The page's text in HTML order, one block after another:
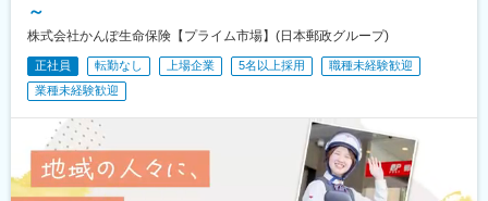
～
株式会社かんぽ生命保険【プライム市場】(日本郵政グループ)
正社員 転勤なし 上場企業 5名以上採用
職種未経験歓迎
業種未経験歓迎